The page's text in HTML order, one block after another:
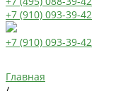
+7 (910) 093-39-42
+7 (910) 093-39-42
Главная